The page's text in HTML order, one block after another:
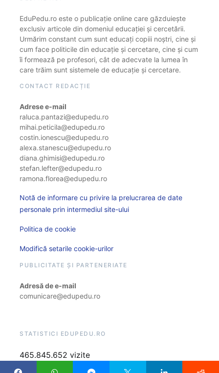
EduPedu.ro este o publicație online care găzduiește
exclusiv articole din domeniul educației și cercetării.
Urmărim constant cum sunt educați copiii noștri, cine și
cum face politicile din educație și cercetare, cine și cum
îi formează pe profesori, cât de adecvate la lumea în
care trăim sunt sistemele de educație și cercetare.
CONTACT REDACȚIE
Adrese e-mail
raluca.pantazi@edupedu.ro
mihai.peticila@edupedu.ro
costin.ionescu@edupedu.ro
alexa.stanescu@edupedu.ro
diana.ghimisi@edupedu.ro
stefan.lefter@edupedu.ro
ramona.florea@edupedu.ro
Notă de informare cu privire la prelucrarea de date
personale prin intermediul site-ului
Politica de cookie
Modifică setarile cookie-urilor
PUBLICITATE ȘI PARTENERIATE
Adresă de e-mail
comunicare@edupedu.ro
STATISTICI EDUPEDU.RO
465.845.652 vizite